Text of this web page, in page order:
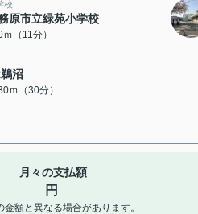
校
原市立緑苑小学校
（11分）
沼
ｍ（30分）
月々の支払額
円
額と異なる場合があります。